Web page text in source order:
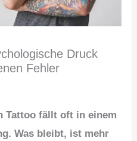
Druck
Fehler
Tattoo fällt oft in einem
Was bleibt, ist mehr